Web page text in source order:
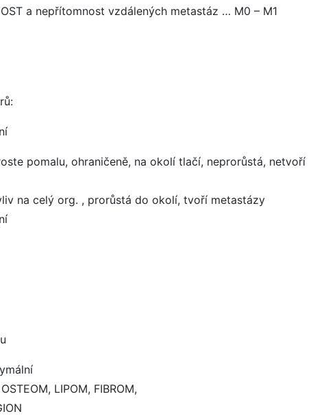
a nepřítomnost vzdálených metastáz … M0 – M1
pomalu, ohraničeně, na okolí tlačí, neprorůstá, netvoří
na celý org. , prorůstá do okolí, tvoří metastázy
LIPOM, FIBROM,